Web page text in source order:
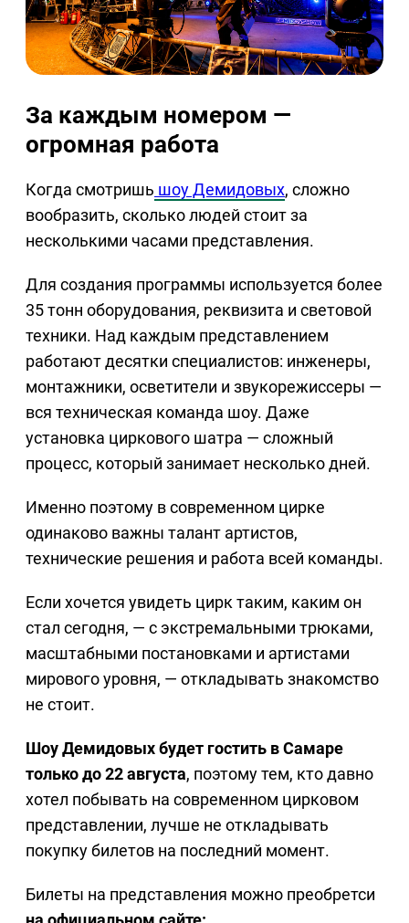
За каждым номером —
огромная работа
Когда смотришь шоу Демидовых, сложно
вообразить, сколько людей стоит за
несколькими часами представления.
Для создания программы используется более
35 тонн оборудования, реквизита и световой
техники. Над каждым представлением
работают десятки специалистов: инженеры,
монтажники, осветители и звукорежиссеры —
вся техническая команда шоу. Даже
установка циркового шатра — сложный
процесс, который занимает несколько дней.
Именно поэтому в современном цирке
одинаково важны талант артистов,
технические решения и работа всей команды.
Если хочется увидеть цирк таким, каким он
стал сегодня, — с экстремальными трюками,
масштабными постановками и артистами
мирового уровня, — откладывать знакомство
не стоит.
Шоу Демидовых будет гостить в Самаре
только до 22 августа, поэтому тем, кто давно
хотел побывать на современном цирковом
представлении, лучше не откладывать
покупку билетов на последний момент.
Билеты на представления можно преобретси